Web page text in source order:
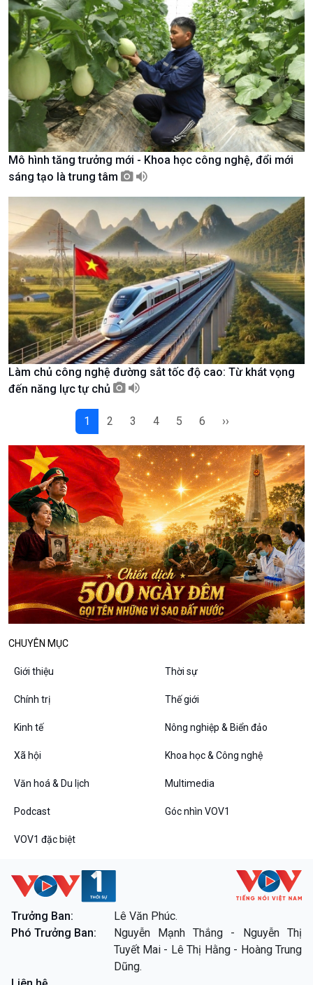
Văn hoá & Du lịch
Tin Văn hoá & Du lịch
Chát với người nổi tiếng
Câu chuyện Thể thao
Multimedia
Ảnh
Video
Infographic
E-Magazine
Podcast
Góc nhìn VOV1
Câu chuyện thời sự
Dòng chảy sự kiện
Đối thoại
Diễn đàn chủ nhật
Chuyện đêm
Chân dung cuộc sống
Mô hình tăng trưởng mới - Khoa học công nghệ, đổi mới
sáng tạo là trung tâm
Làm chủ công nghệ đường sắt tốc độ cao: Từ khát vọng
đến năng lực tự chủ
1 2 3 4 5 6 ››
CHUYÊN MỤC
Giới thiệu Thời sự
Chính trị Thế giới
Kinh tế Nông nghiệp & Biển đảo
Xã hội Khoa học & Công nghệ
Văn hoá & Du lịch Multimedia
Podcast Góc nhìn VOV1
VOV1 đặc biệt
Trưởng Ban:
Lê Văn Phúc.
Phó Trưởng Ban:
Nguyễn Mạnh Thắng - Nguyễn Thị
Tuyết Mai - Lê Thị Hằng - Hoàng Trung
Dũng.